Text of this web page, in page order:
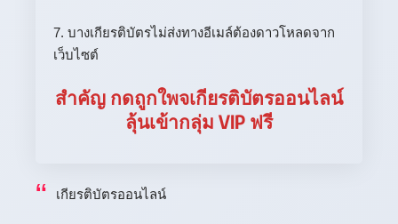
7. บางเกียรติบัตรไม่ส่งทางอีเมล์ต้องดาวโหลดจาก
เว็บไซต์
สำคัญ กดถูกใพจเกียรติบัตรออนไลน์
ลุ้นเข้ากลุ่ม VIP ฟรี
เกียรติบัตรออนไลน์